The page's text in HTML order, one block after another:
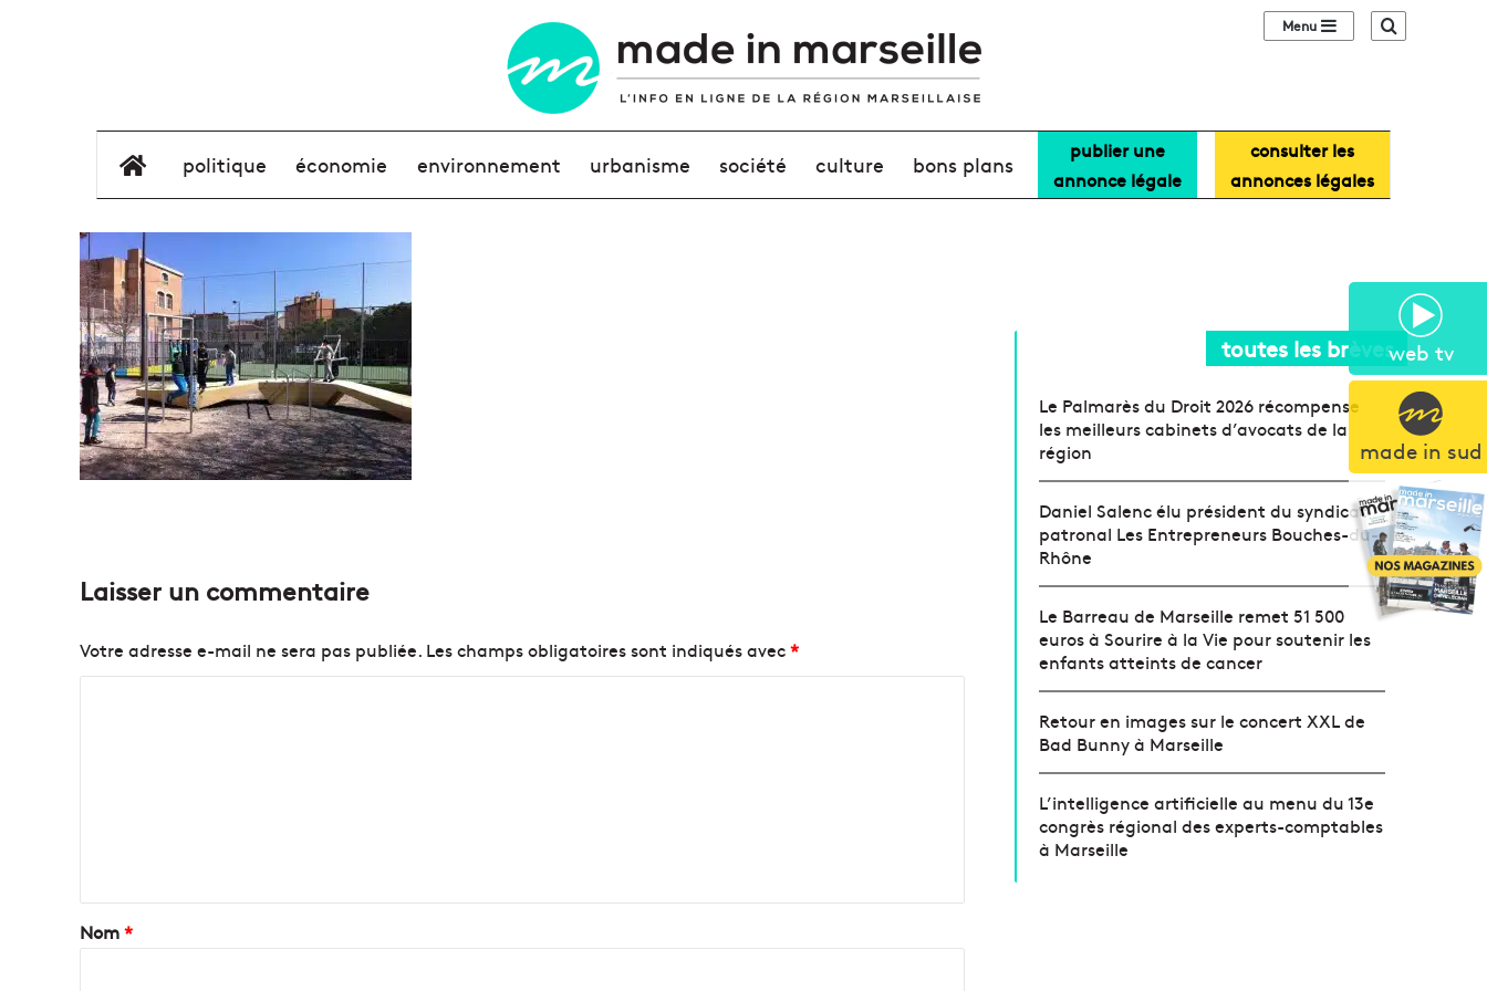
web tv
made in sud
Sidebar (barre
élément de menu
politique économie environnement urbanisme société culture bons plans
publier une
annonce légale
consulter les
annonces légales
Laisser un commentaire
Votre adresse e-mail ne sera pas publiée. Les champs obligatoires sont indiqués avec*
a
Nom*
toutes les brèves
Le Palmarès du Droit 2026 récompense
les meilleurs cabinets d’avocats de la
région
Daniel Salenc élu président du syndicat
patronal Les Entrepreneurs Bouches-du-
Rhône
Le Barreau de Marseille remet 51 500
euros à Sourire à la Vie pour soutenir les
enfants atteints de cancer
Retour en images sur le concert XXL de
Bad Bunny à Marseille
L’intelligence artificielle au menu du 13e
congrès régional des experts-comptables
à Marseille